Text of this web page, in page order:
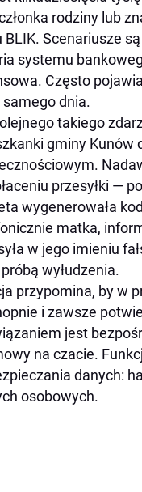
rodziny lub
BLIK. Scenariusze
systemu
Często
dnia.
takiego
gminy Kunów
przesyłki —
wygenerowała
matka,
w jego imieniu
próbą wyłudzenia.
przypomina, by w
i zawsze
jest
na czacie.
danych:
osobowych.